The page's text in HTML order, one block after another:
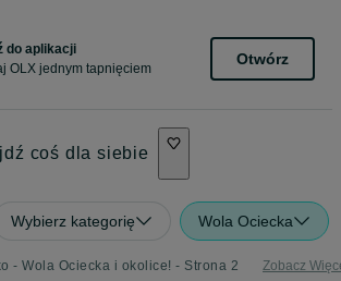
do aplikacji
OLX jednym tapnięciem
Otwórz
coś dla siebie
Wybierz kategorię Wola Ociecka
- Wola Ociecka i okolice! - Strona 2 Zobacz